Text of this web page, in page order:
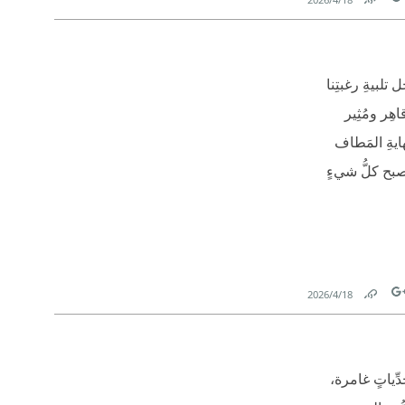
Link
رغبتِنا
ومُثِير
المَطاف
أصبح كلُّ شيءٍ
Link
18‏/4‏/2026
غامرة،